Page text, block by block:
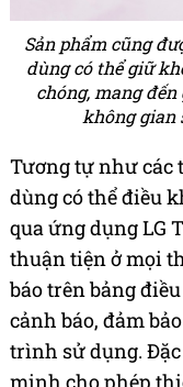
Sản phẩm cũng
dùng có thể giữ
chóng, mang
không gian
Tương tự như các
dùng có thể điều
qua ứng dụng LG
thuận tiện ở mọi
báo trên bảng
cảnh báo, đảm
trình sử dụng. Đặc
minh cho phép